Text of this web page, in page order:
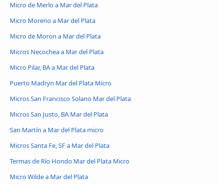
Micro de Merlo a Mar del Plata
Micro Moreno a Mar del Plata
Micro de Moron a Mar del Plata
Micros Necochea a Mar del Plata
Micro Pilar, BA a Mar del Plata
Puerto Madryn Mar del Plata Micro
Micros San Francisco Solano Mar del Plata
Micros San Justo, BA Mar del Plata
San Martín a Mar del Plata micro
Micros Santa Fe, SF a Mar del Plata
Termas de Río Hondo Mar del Plata Micro
Micro Wilde a Mar del Plata